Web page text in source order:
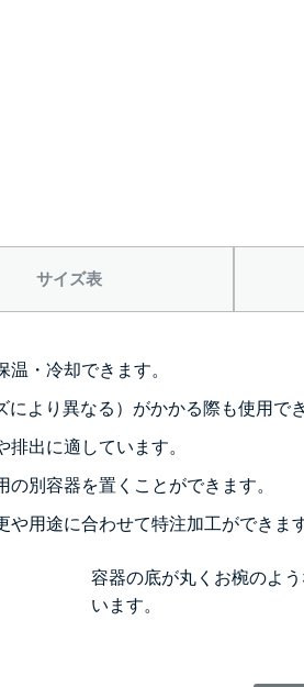
サイズ表
・冷却できます。
より異なる）がかかる際も使用でき
出に適しています。
別容器を置くことができます。
用途に合わせて特注加工ができます
容器の底が丸くお椀のよ
います。